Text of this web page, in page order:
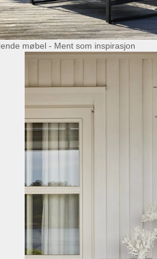
møbel - Ment som inspirasjon